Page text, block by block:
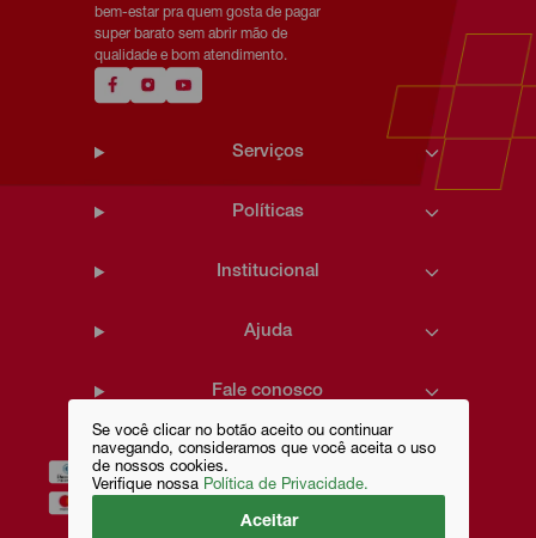
Se você clicar no botão aceito ou continuar
navegando, consideramos que você aceita o uso
de nossos cookies.
Verifique nossa Política de Privacidade.
Aceitar
bem-estar pra quem gosta de pagar
super barato sem abrir mão de
qualidade e bom atendimento.
Serviços
Políticas
Institucional
Ajuda
Fale conosco